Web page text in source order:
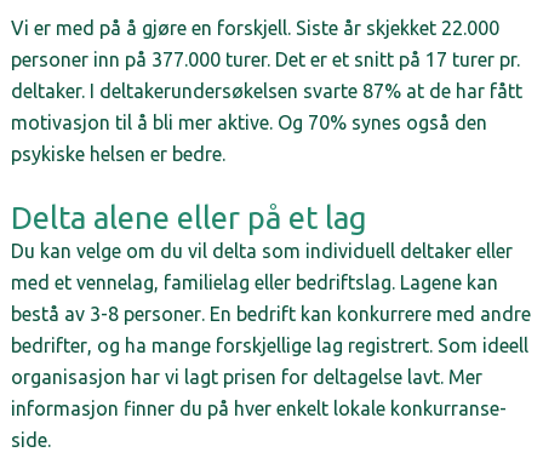
Vi er med på å gjøre en forskjell. Siste år skjekket 22.000
personer inn på 377.000 turer. Det er et snitt på 17 turer pr.
deltaker. I deltakerundersøkelsen svarte 87% at de har fått
motivasjon til å bli mer aktive. Og 70% synes også den
psykiske helsen er bedre.
Delta alene eller på et lag
Du kan velge om du vil delta som individuell deltaker eller
med et vennelag, familielag eller bedriftslag. Lagene kan
bestå av 3-8 personer. En bedrift kan konkurrere med andre
bedrifter, og ha mange forskjellige lag registrert. Som ideell
organisasjon har vi lagt prisen for deltagelse lavt. Mer
informasjon finner du på hver enkelt lokale konkurranse-
side.